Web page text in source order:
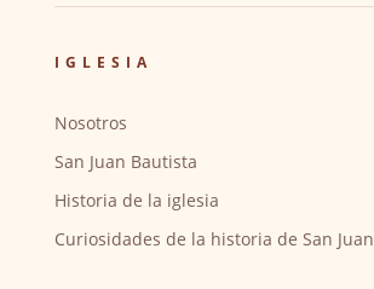
IGLESIA
Nosotros
San Juan Bautista
Historia de la iglesia
Curiosidades de la historia de San Juan